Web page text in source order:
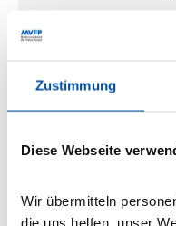
Zustimmung
Diese Webseite
Wir übermitteln
die uns helfen, unser
Die Neuzugänge
29.07.2021